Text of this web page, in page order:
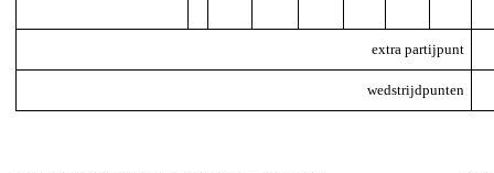
extra partijpunt
wedstrijdpunten